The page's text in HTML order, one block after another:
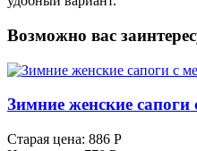
Возможно вас
Зимние женские сапоги
Старая цена: 886 Р